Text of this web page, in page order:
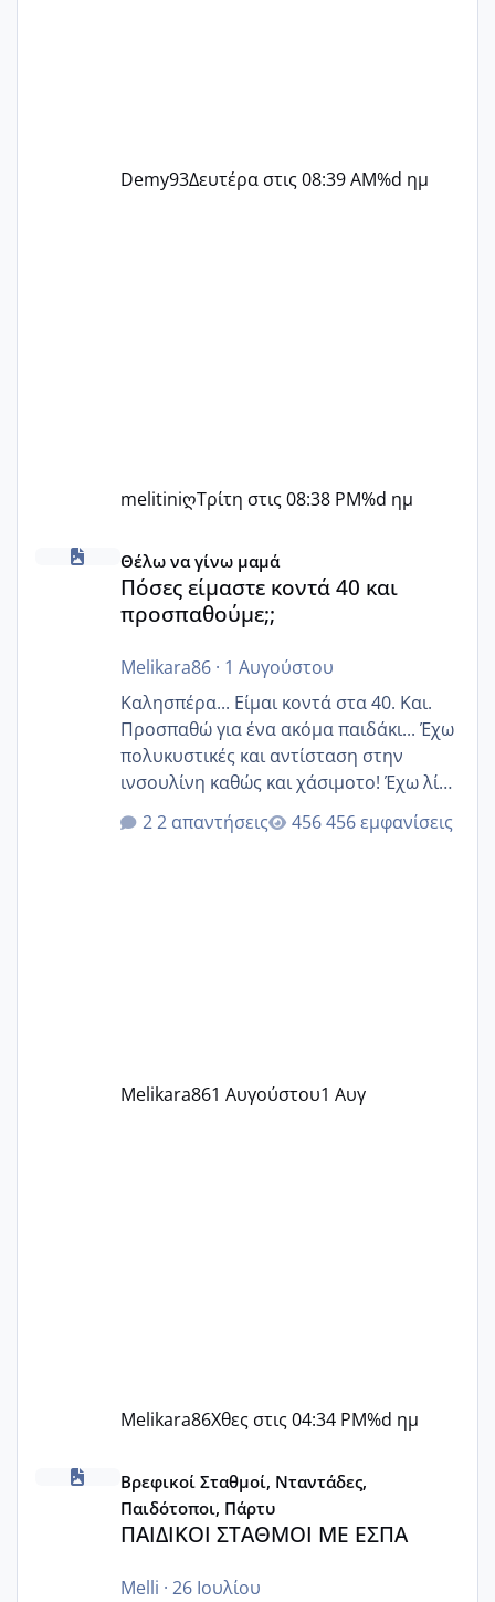
Demy93Δευτέρα στις 08:39 AM%d ημ
melitiniღΤρίτη στις 08:38 PM%d ημ
Πόσες είμαστε κοντά 40 και προσπαθούμε;;
Θέλω να γίνω μαμά
Πόσες είμαστε κοντά 40 και
προσπαθούμε;;
Melikara86· 1 Αυγούστου
Καλησπέρα... Είμαι κοντά στα 40. Και.
Προσπαθώ για ένα ακόμα παιδάκι... Έχω
πολυκυστικές και αντίσταση στην
ινσουλίνη καθώς και χάσιμοτο! Έχω λίγα
κιλά παραπάνω και όσο κ αν προσπαθώ
δεν χάνω εύκολα! Προσπαθώ για ακόμη
2 απαντήσεις 456 εμφανίσεις
Melikara861 Αυγούστου1 Αυγ
Melikara86Χθες στις 04:34 PM%d ημ
ΠΑΙΔΙΚΟΙ ΣΤΑΘΜΟΙ ΜΕ ΕΣΠΑ
Βρεφικοί Σταθμοί, Νταντάδες,
Παιδότοποι, Πάρτυ
ΠΑΙΔΙΚΟΙ ΣΤΑΘΜΟΙ ΜΕ ΕΣΠΑ
Melli · 26 Ιουλίου